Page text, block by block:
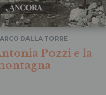
Pozzi e la
DALLA TORRE